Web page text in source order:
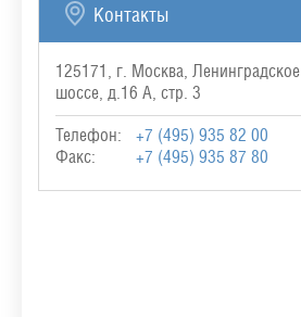
Контакты
125171, г. Москва, Ленинградское
шоссе, д.16 А, стр. 3
Телефон:
+7 (495) 935 82 00
Факс:
+7 (495) 935 87 80